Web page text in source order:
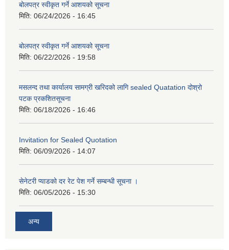
बोलपत्र स्वीकृत गर्ने आशयको सूचना
मिति: 06/24/2026 - 16:45
बोलपत्र स्वीकृत गर्ने आशयको सूचना
मिति: 06/22/2026 - 19:58
मसलन्द तथा कार्यालय सामग्री खरिदको लागि sealed Quatation दोश्रो
पटक प्रकशितसूचना
मिति: 06/18/2026 - 16:46
Invitation for Sealed Quotation
मिति: 06/09/2026 - 14:07
सेनेटरी प्याडको दर रेट पेश गर्ने सम्बन्धी सूचना ।
मिति: 06/05/2026 - 15:30
अन्य